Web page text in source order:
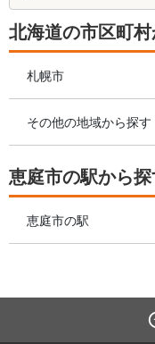
北海道の市区町
札幌市
その他の地域から探す
恵庭市の駅から
恵庭市の駅